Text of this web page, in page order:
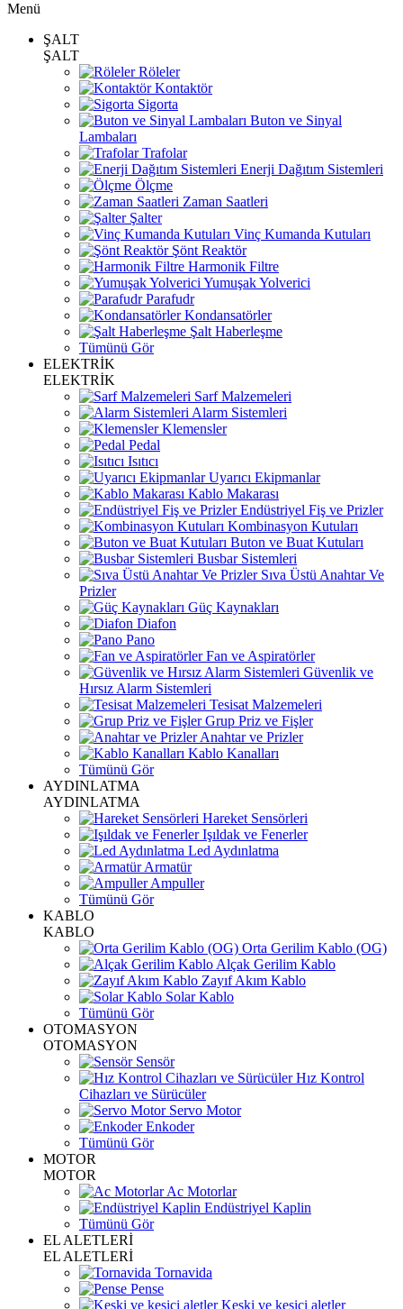
Menü
ŞALT
ŞALT
Röleler
Kontaktör
Sigorta
Buton ve Sinyal
Lambaları
Trafolar
Enerji Dağıtım Sistemleri
Ölçme
Zaman Saatleri
Şalter
Vinç Kumanda Kutuları
Şönt Reaktör
Harmonik Filtre
Yumuşak Yolverici
Parafudr
Kondansatörler
Şalt Haberleşme
Tümünü Gör
ELEKTRİK
ELEKTRİK
Sarf Malzemeleri
Alarm Sistemleri
Klemensler
Pedal
Isıtıcı
Uyarıcı Ekipmanlar
Kablo Makarası
Endüstriyel Fiş ve Prizler
Kombinasyon Kutuları
Buton ve Buat Kutuları
Busbar Sistemleri
Sıva Üstü Anahtar Ve
Prizler
Güç Kaynakları
Diafon
Pano
Fan ve Aspiratörler
Güvenlik ve
Hırsız Alarm Sistemleri
Tesisat Malzemeleri
Grup Priz ve Fişler
Anahtar ve Prizler
Kablo Kanalları
Tümünü Gör
AYDINLATMA
AYDINLATMA
Hareket Sensörleri
Işıldak ve Fenerler
Led Aydınlatma
Armatür
Ampuller
Tümünü Gör
KABLO
KABLO
Orta Gerilim Kablo (OG)
Alçak Gerilim Kablo
Zayıf Akım Kablo
Solar Kablo
Tümünü Gör
OTOMASYON
OTOMASYON
Sensör
Hız Kontrol
Cihazları ve Sürücüler
Servo Motor
Enkoder
Tümünü Gör
MOTOR
MOTOR
Ac Motorlar
Endüstriyel Kaplin
Tümünü Gör
EL ALETLERİ
EL ALETLERİ
Tornavida
Pense
Keski ve kesici aletler